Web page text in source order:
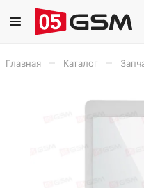
Главная Каталог